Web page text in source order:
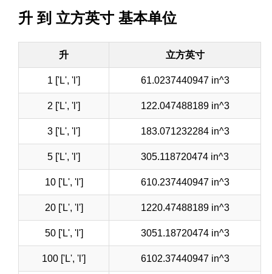
升 到 立方英寸 基本单位
升 立方英寸
1 ['L', 'l'] 61.0237440947 in^3
2 ['L', 'l'] 122.047488189 in^3
3 ['L', 'l'] 183.071232284 in^3
5 ['L', 'l'] 305.118720474 in^3
10 ['L', 'l'] 610.237440947 in^3
20 ['L', 'l'] 1220.47488189 in^3
50 ['L', 'l'] 3051.18720474 in^3
100 ['L', 'l'] 6102.37440947 in^3